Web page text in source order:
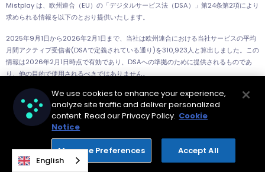
Mistplay は、欧州連合（EU）の「デジタルサービス法（DSA）」第24条第2項により
求められる情報を以下のとおり提供いたします。
2025年9月1日から2026年2月1日まで、当社は欧州連合における当社サービスの平均
月間アクティブ受信者(DSAで定義されている通り)を310,923人と算出しました。この
情報は2026年2月1日時点で有効であり、DSAへの準拠のために提供されるものであ
り、他の目的で使用されるべきではありません。
今後も、EU 域内における当社オンラインプラットフォームの月間平均アクティブ受領
者数を継続的に監視し、DSA 第24条第2項に基づき、必要に応じて情報を更新·公開し
てまいります。
English
We use cookies to enhance your experience,
analyze site traffic and deliver personalized
content. Read our Privacy Policy. Cookie
Notice
Manage Preferences Accept All